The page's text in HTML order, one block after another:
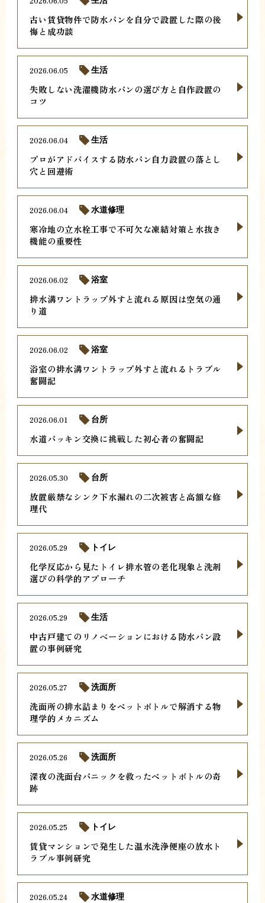
古い賃貸物件で防水パンを自分で設置した際の後
悔と成功談
失敗しない洗濯機防水パンの選び方と自作設置の
コツ
2026.06.05 生活
プロがアドバイスする防水パン自力設置の落とし
穴と回避術
2026.06.04 生活
寒冷地の立水栓工事で不可欠な凍結対策と水抜き
機能の重要性
2026.06.04 水道修理
排水溝ワントラップ外すと流れる原因は空気の通
り道
2026.06.02 浴室
浴室の排水溝ワントラップ外すと流れるトラブル
奮闘記
2026.06.02 浴室
水道パッキン交換に挑戦した初心者の奮闘記
2026.06.01 台所
放置厳禁なシンク下水漏れの二次被害と高額な修
理代
2026.05.30 台所
化学反応から見たトイレ排水管の老化現象と洗剤
選びの科学的アプローチ
2026.05.29 トイレ
中古戸建てのリノベーションにおける防水パン設
置の事例研究
2026.05.29 生活
洗面所の排水詰まりをペットボトルで解消する物
理学的メカニズム
2026.05.27 洗面所
深夜の洗面台パニックを救ったペットボトルの奇
跡
2026.05.26 洗面所
賃貸マンションで発生した温水洗浄便座の放水ト
ラブル事例研究
2026.05.25 トイレ
2026.05.24 水道修理